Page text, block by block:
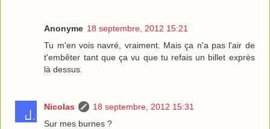
Anonyme 18 septembre, 2012 15:21
Tu m'en vois navré, vraiment. Mais ça n'a pas l'air de
t'embêter tant que ça vu que tu refais un billet exprès
là dessus.
Nicolas
18 septembre, 2012 15:31
Sur mes burnes ?